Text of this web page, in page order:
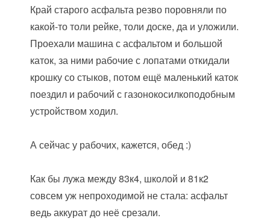
Край старого асфальта резво поровняли по
какой-то толи рейке, толи доске, да и уложили.
Проехали машина с асфальтом и большой
каток, за ними рабочие с лопатами откидали
крошку со стыков, потом ещё маленький каток
поездил и рабочий с газонокосилкоподобным
устройством ходил.
А сейчас у рабочих, кажется, обед :)
Как бы лужа между 83к4, школой и 81к2
совсем уж непроходимой не стала: асфальт
ведь аккурат до неё срезали.